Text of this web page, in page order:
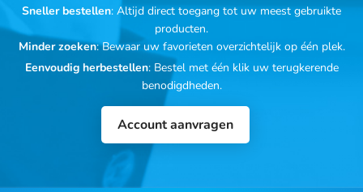
Sneller bestellen: Altijd direct toegang tot uw meest gebruikte
producten.
Minder zoeken: Bewaar uw favorieten overzichtelijk op één plek.
Eenvoudig herbestellen: Bestel met één klik uw terugkerende
benodigdheden.
Account aanvragen